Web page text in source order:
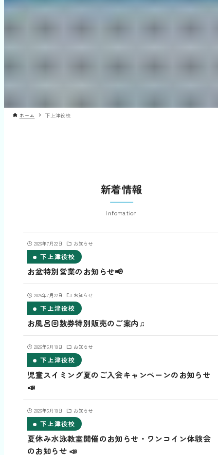
ホーム 下上津役校
新着情報
Infomation
2026年7月22日 お知らせ
下上津役校
お盆特別営業のお知らせ📢
2026年7月22日 お知らせ
下上津役校
お風呂回数券特別販売のご案内♫
2026年6月10日 お知らせ
下上津役校
児童スイミング夏のご入会キャンペーンのお知らせ
📣
2026年6月10日 お知らせ
下上津役校
夏休み水泳教室開催のお知らせ・ワンコイン体験会
のお知らせ 📣